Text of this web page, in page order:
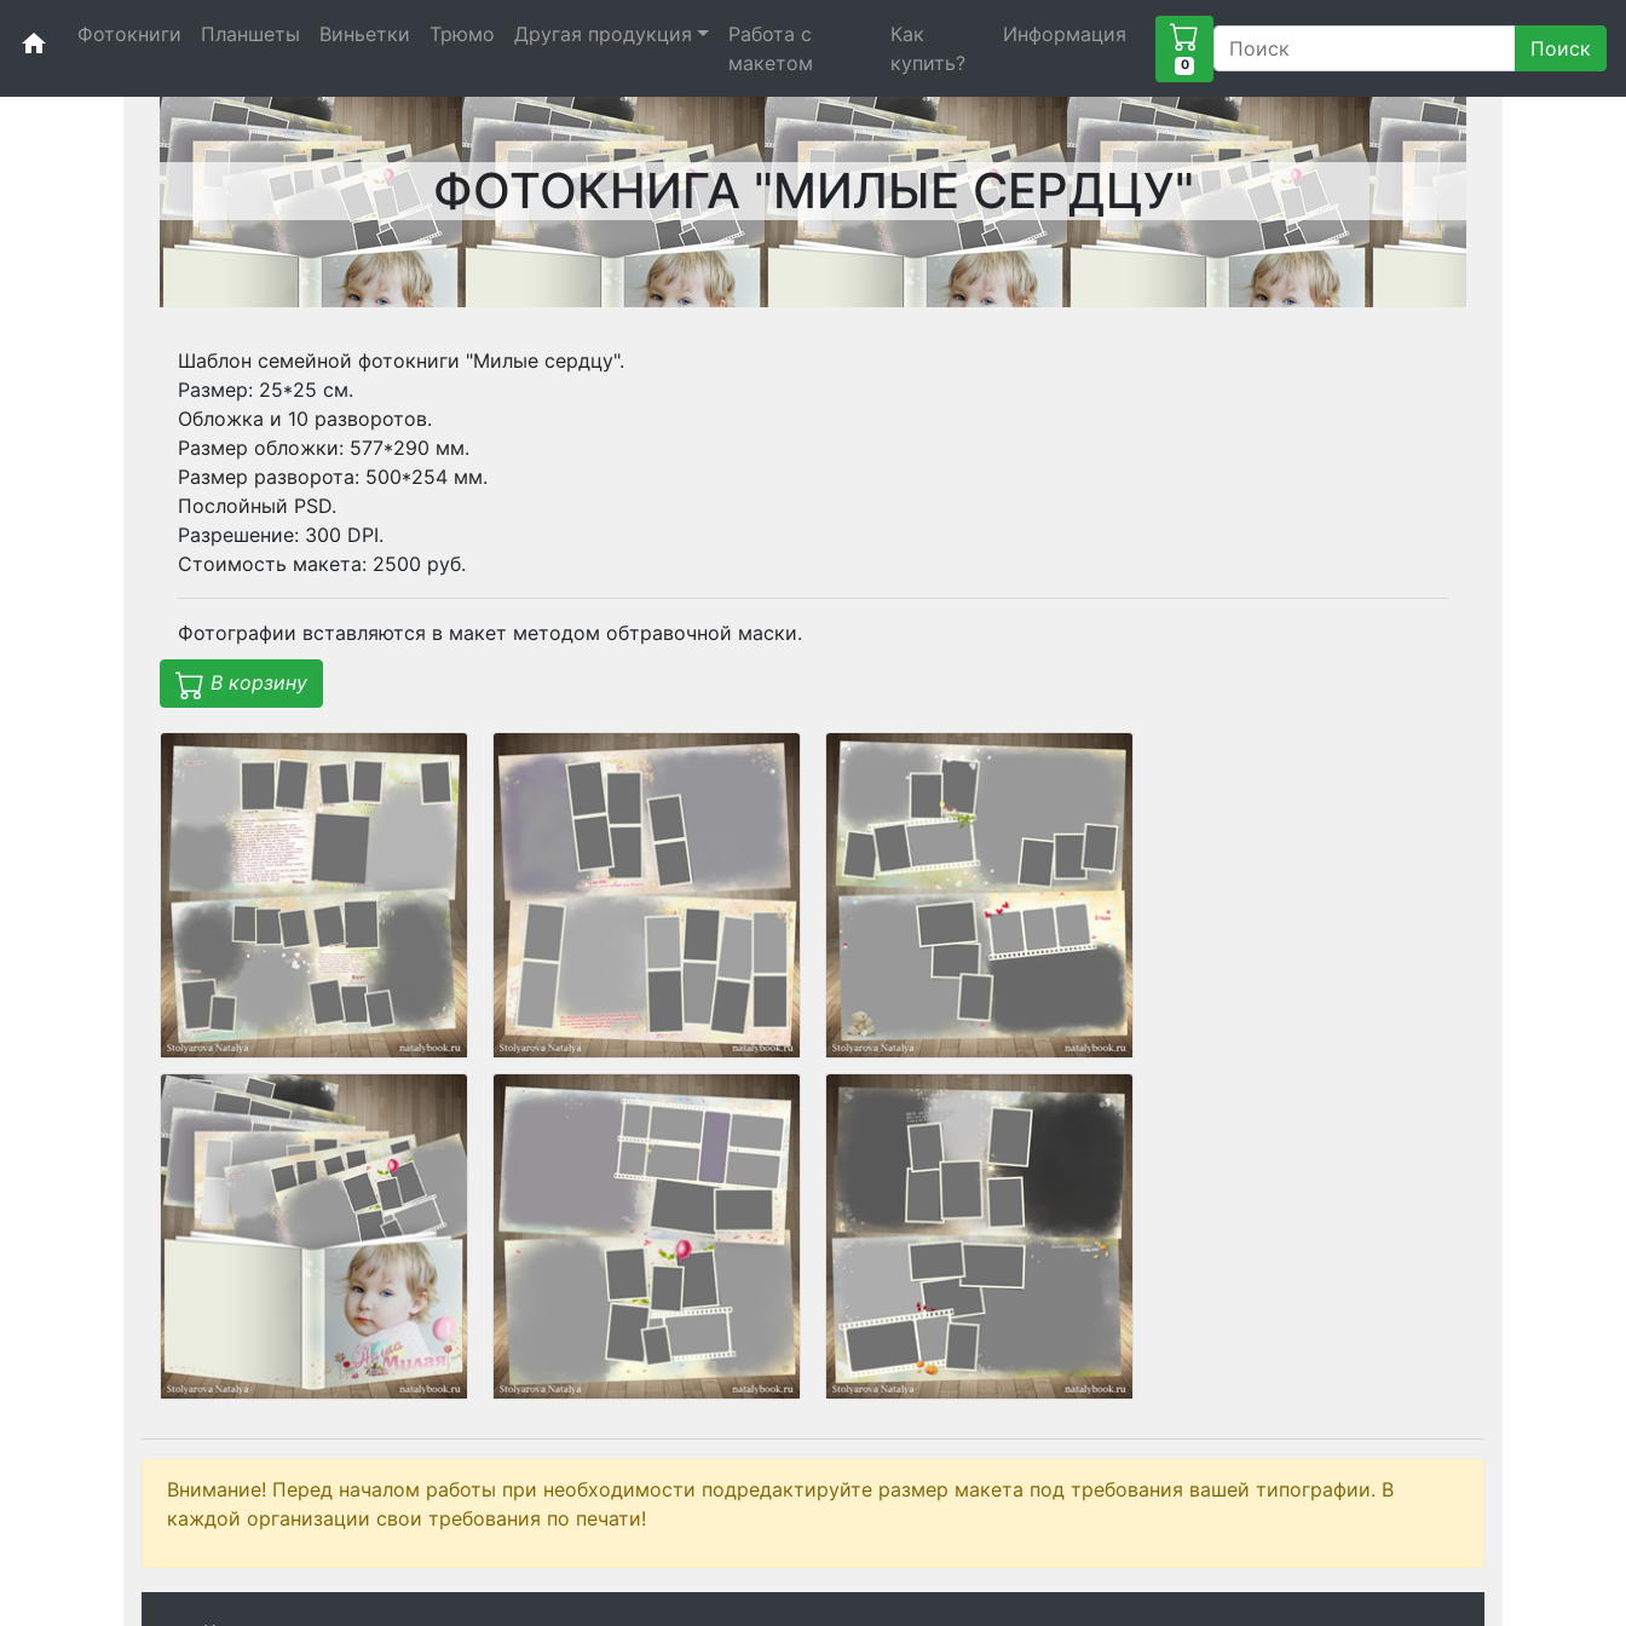
home Фотокниги Планшеты Виньетки Трюмо Другая продукция
Работа с
макетом
Как
купить?
Информация
0
Поиск
ФОТОКНИГА "МИЛЫЕ СЕРДЦУ"
Шаблон семейной фотокниги "Милые сердцу".
Размер: 25*25 см.
Обложка и 10 разворотов.
Размер обложки: 577*290 мм.
Размер разворота: 500*254 мм.
Послойный PSD.
Разрешение: 300 DPI.
Стоимость макета: 2500 руб.
Фотографии вставляются в макет методом обтравочной маски.
В корзину
Внимание! Перед началом работы при необходимости подредактируйте размер макета под требования вашей типографии. В
каждой организации свои требования по печати!